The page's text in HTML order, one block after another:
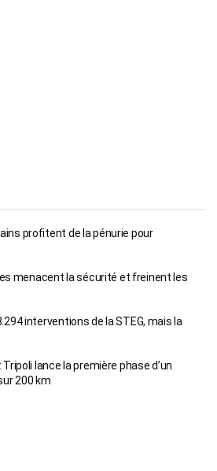
profitent de la pénurie pour
menacent la sécurité et freinent les
interventions de la STEG, mais la
lance la première phase d’un
200 km